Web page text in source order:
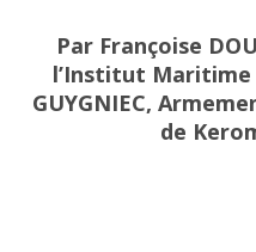
Par Françoise
l’Institut
GUYGNIEC,
de